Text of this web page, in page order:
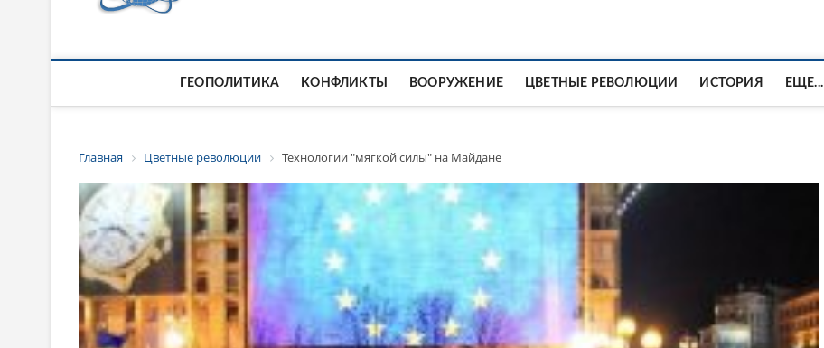
ГЕОПОЛИТИКА КОНФЛИКТЫ ВООРУЖЕНИЕ ЦВЕТНЫЕ РЕВОЛЮЦИИ ИСТОРИЯ ЕЩЕ...
Главная Цветные революции Технологии "мягкой силы" на Майдане